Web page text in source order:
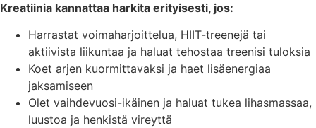
Kreatiinia kannattaa harkita erityisesti, jos:
Harrastat voimaharjoittelua, HIIT-treenejä tai
aktiivista liikuntaa ja haluat tehostaa treenisi tuloksia
Koet arjen kuormittavaksi ja haet lisäenergiaa
jaksamiseen
Olet vaihdevuosi-ikäinen ja haluat tukea lihasmassaa,
luustoa ja henkistä vireyttä